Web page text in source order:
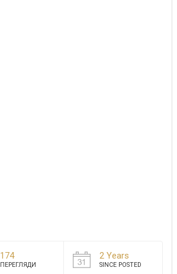
174
ПЕРЕГЛЯДИ
2 Years
SINCE POSTED